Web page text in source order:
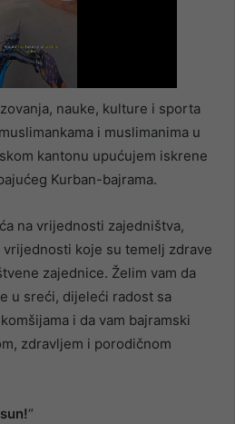
nauke, kulture i sporta
i muslimanima u
kantonu upućujem iskrene
Kurban-bajrama.
na vrijednosti zajedništva,
koje su temelj zdrave
zajednice. Želim vam da
u sreći, dijeleći radost sa
i da vam bajramski
zdravljem i porodičnom
“